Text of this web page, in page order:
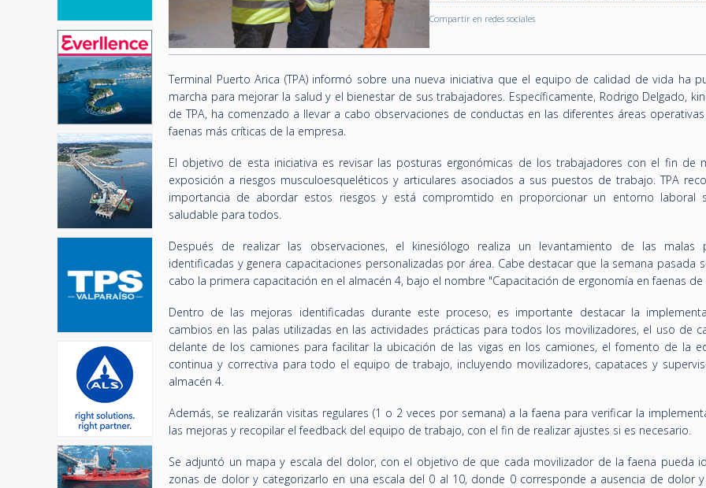
Compartir en redes sociales
Terminal Puerto Arica (TPA) informó sobre una nueva iniciativa que el equipo de calidad de vida ha
marcha para mejorar la salud y el bienestar de sus trabajadores. Específicamente, Rodrigo Delgado,
de TPA, ha comenzado a llevar a cabo observaciones de conductas en las diferentes áreas
faenas más críticas de la empresa.
El objetivo de esta iniciativa es revisar las posturas ergonómicas de los trabajadores con el fin de
exposición a riesgos musculoesqueléticos y articulares asociados a sus puestos de trabajo. TPA
importancia de abordar estos riesgos y está compromtido en proporcionar un entorno laboral
saludable para todos.
Después de realizar las observaciones, el kinesiólogo realiza un levantamiento de las malas
identificadas y genera capacitaciones personalizadas por área. Cabe destacar que la semana pasada
cabo la primera capacitación en el almacén 4, bajo el nombre "Capacitación de ergonomía en faenas de
Dentro de las mejoras identificadas durante este proceso, es importante destacar la
cambios en las palas utilizadas en las actividades prácticas para todos los movilizadores, el uso de
delante de los camiones para facilitar la ubicación de las vigas en los camiones, el fomento de la
continua y correctiva para todo el equipo de trabajo, incluyendo movilizadores, capataces y
almacén 4.
Además, se realizarán visitas regulares (1 o 2 veces por semana) a la faena para verificar la
las mejoras y recopilar el feedback del equipo de trabajo, con el fin de realizar ajustes si es necesario.
Se adjuntó un mapa y escala del dolor, con el objetivo de que cada movilizador de la faena pueda
zonas de dolor y categorizarlo en una escala del 0 al 10, donde 0 corresponde a ausencia de dolor